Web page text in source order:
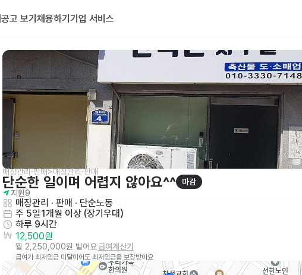
공고 보기 채용하기 기업 서비스
매장관리·판매>매장관리·판매
단순한 일이며 어렵지 않아요^^
마감
지원9
매장관리 · 판매 · 단순노동
주 5일1개월 이상 (장기우대)
하루 9시간
12,500원
월 2,250,000원 벌어요급여계산기
급여가 최저임금 미달이어도 최저임금을 보장받아요